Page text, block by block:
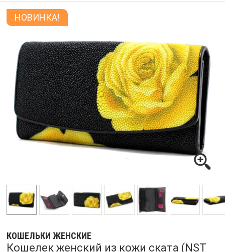
НОВИНКА!
КОШЕЛЬКИ ЖЕНСКИЕ
Кошелек женский из кожи ската (NST